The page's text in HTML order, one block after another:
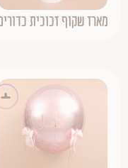
מארז שקוף זכוכית